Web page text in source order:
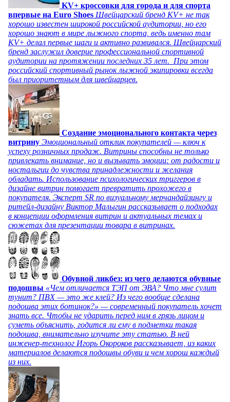
KV+ кроссовки для города и для спорта
впервые на Euro Shoes Швейцарский бренд KV+ не так
хорошо известен широкой российской аудитории, но его
хорошо знают в мире лыжного спорта, ведь именно там
KV+ делал первые шаги и активно развивался. Швейцарский
бренд заслужил доверие профессиональной спортивной
аудитории на протяжении последних 35 лет. При этом
российский спортивный рынок лыжной экипировки всегда
был приоритетным для швейцарцев.
Создание эмоционального контакта через
витрину Эмоциональный отклик покупателей — ключ к
успеху розничных продаж. Витрины способны не только
привлекать внимание, но и вызывать эмоции: от радости и
ностальгии до чувства принадлежности и желания
обладать. Использование психологических триггеров в
дизайне витрин помогает превратить прохожего в
покупателя. Эксперт SR по визуальному мерчандайзингу и
ритейл-дизайну Виктор Малыгин рассказывает о подходах
в концепции оформления витрин и актуальных темах и
сюжетах для презентации товара в витринах.
Обувной ликбез: из чего делаются обувные
подошвы «Чем отличается ТЭП от ЭВА? Что мне сулит
тунит? ПВХ — это же клей? Из чего вообще сделана
подошва этих ботинок?» — современный покупатель хочет
знать все. Чтобы не ударить перед ним в грязь лицом и
суметь объяснить, годится ли ему в подметки такая
подошва, внимательно изучите эту статью. В ней
инженер-технолог Игорь Окороков рассказывает, из каких
материалов делаются подошвы обуви и чем хорош каждый
из них.